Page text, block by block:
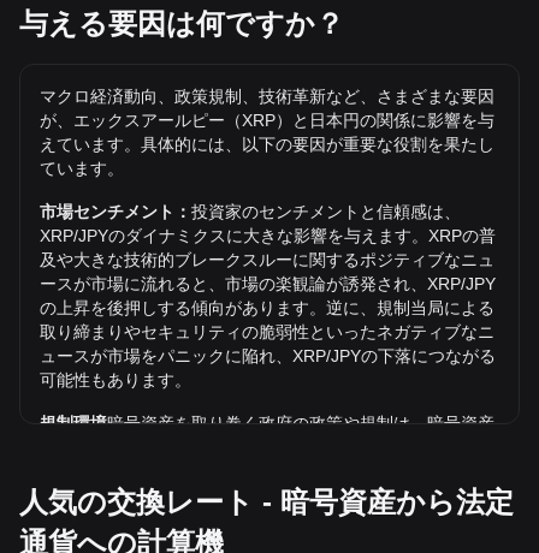
XRP/JPYの史上最高値は？
ん。
JPYでのエックスアールピー（XRP）の価格動向
は？
過去7日間で、エックスアールピー（XRP）（XRP）の交換
レートは3.21%下落しました。 先月、エックスアールピー
（XRP）（XRP）の交換レートは、日本円（JPY）に対して
4.09%下落しました。
XRPからJPYとはどういう意味ですか？
XRPからJPYとは、暗号資産であるXRPと、日本の法定通貨
である日本円との交換レートまたは取引ペアを指します。
ですか？
XRPの数量に現在のXRP/JPY為替レートを掛けます。たとえ
与える要因は何ですか？
マクロ経済動向、政策規制、技術革新など、さまざまな要因
が、エックスアールピー（XRP）と日本円の関係に影響を与
えています。具体的には、以下の要因が重要な役割を果たし
ています。
市場センチメント： 投資家のセンチメントと信頼感は、
XRP/JPYのダイナミクスに大きな影響を与えます。XRPの普
及や大きな技術的ブレークスルーに関するポジティブなニュ
ースが市場に流れると、市場の楽観論が誘発され、XRP/JPY
の上昇を後押しする傾向があります。逆に、規制当局による
取り締まりやセキュリティの脆弱性といったネガティブなニ
ュースが市場をパニックに陥れ、XRP/JPYの下落につながる
可能性もあります。
規制環境暗号資産を取り巻く政府の政策や規制は、暗号資産
規制は、暗号資産に対する投資家の信頼を高め、その価値を
上昇させる可能性があります。逆に、曖昧な規制政策や厳し
すぎる規制政策は、暗号資産の発展を妨げ、その価値を下落
人気の交換レート - 暗号資産から法定
通貨への計算機